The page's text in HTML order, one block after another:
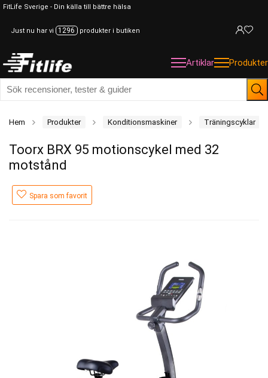
FitLife Sverige - Din källa till bättre hälsa
Just nu har vi 1296 produkter i butiken
Artiklar Produkter
Hem Produkter Konditionsmaskiner Träningscyklar
Toorx BRX 95 motionscykel med 32
motstånd
Spara som favorit